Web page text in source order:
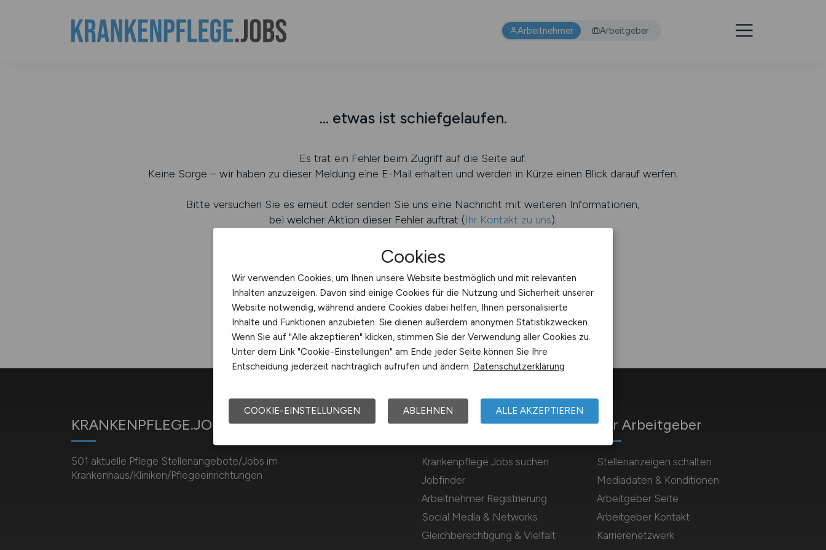
Arbeitnehmer Arbeitgeber
... etwas ist schiefgelaufen.
Es trat ein Fehler beim Zugriff auf die Seite auf.
Keine Sorge – wir haben zu dieser Meldung eine E-Mail erhalten und werden in Kürze einen Blick darauf werfen.
Bitte versuchen Sie es erneut oder senden Sie uns eine Nachricht mit weiteren Informationen,
bei welcher Aktion dieser Fehler auftrat (Ihr Kontakt zu uns).
KRANKENPFLEGE.JOBS
501 aktuelle Pflege Stellenangebote/Jobs im
Krankenhaus/Kliniken/Pflegeeinrichtungen
Für Arbeitnehmer
Krankenpflege Jobs suchen
Jobfinder
Arbeitnehmer Registrierung
Social Media & Networks
Gleichberechtigung & Vielfalt
Für Arbeitgeber
Stellenanzeigen schalten
Mediadaten & Konditionen
Arbeitgeber Seite
Arbeitgeber Kontakt
Karrierenetzwerk
Cookies
Wir verwenden Cookies, um Ihnen unsere Website bestmöglich und mit relevanten
Inhalten anzuzeigen. Davon sind einige Cookies für die Nutzung und Sicherheit unserer
Website notwendig, während andere Cookies dabei helfen, Ihnen personalisierte
Inhalte und Funktionen anzubieten. Sie dienen außerdem anonymen Statistikzwecken.
Wenn Sie auf "Alle akzeptieren" klicken, stimmen Sie der Verwendung aller Cookies zu.
Unter dem Link "Cookie-Einstellungen" am Ende jeder Seite können Sie Ihre
Entscheidung jederzeit nachträglich aufrufen und ändern. Datenschutzerklärung
COOKIE-EINSTELLUNGEN ABLEHNEN ALLE AKZEPTIEREN